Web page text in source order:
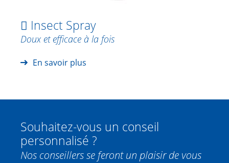
 Insect Spray
Doux et efficace à la fois
En savoir plus
Souhaitez-vous un conseil
personnalisé ?
Nos conseillers se feront un plaisir de vous